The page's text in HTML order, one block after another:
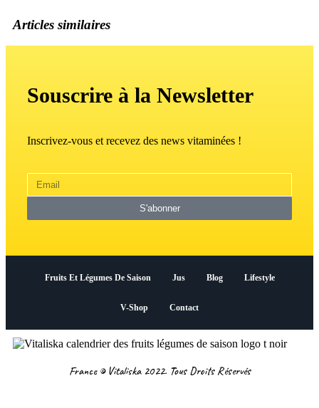
Articles similaires
Souscrire à la Newsletter
Inscrivez-vous et recevez des news vitaminées !
S'abonner
Fruits Et Légumes De Saison Jus Blog Lifestyle
V-Shop Contact
France © Vitaliska 2022. Tous Droits Réservés